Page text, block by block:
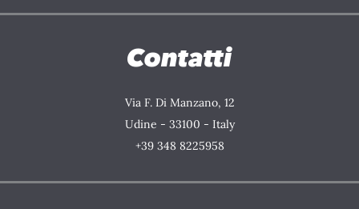
Contatti
Via F. Di Manzano, 12
Udine - 33100 - Italy
+39 348 8225958